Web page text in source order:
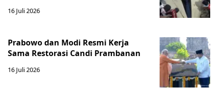
16 Juli 2026
Prabowo dan Modi Resmi Kerja
Sama Restorasi Candi Prambanan
16 Juli 2026